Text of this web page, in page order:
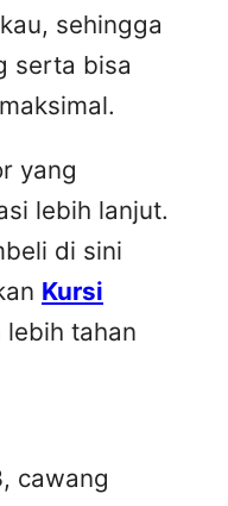
sehingga
serta bisa
yang
lebih lanjut.
di sini
Kursi
lebih tahan
cawang